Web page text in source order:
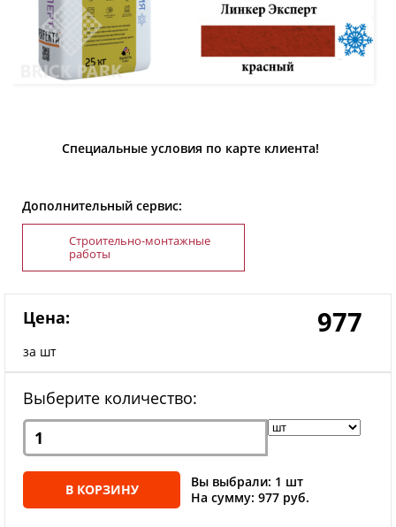
Специальные условия по карте клиента!
Дополнительный сервис:
Строительно-монтажные
работы
Цена:
за шт
977
Выберите количество:
В КОРЗИНУ
Вы выбрали: 1 шт
На сумму: 977 руб.